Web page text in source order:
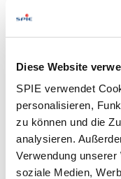
Diese Website
SPIE verwendet
personalisieren,
zu können und die
analysieren.
Verwendung
soziale Medien,
Direkt über den
sämtliche
umfangreiche
Mehr